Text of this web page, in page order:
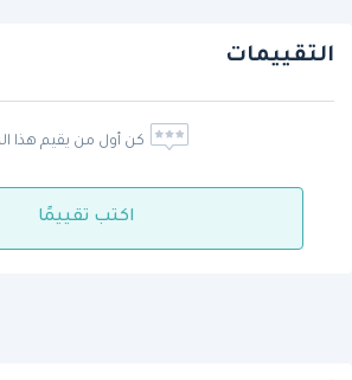
التقييمات
كن أول من يقيم هذا
اكتب تقييمًا